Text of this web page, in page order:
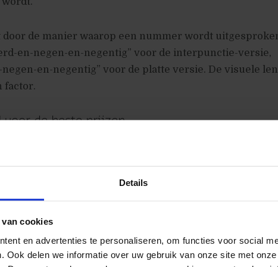
Details
cookies
en advertenties te personaliseren, om functies voor social
Ook delen we informatie over uw gebruik van onze site met
de manier waarop een nummer wordt
en-negen-en-negentig” voor de interpunctie-versie,
en-negentig” voor de platte versie. De visuele
factor.
voor de beste prijzen
beste manier om prijzen weer te geven. Als je wilt dat
ervaren, laat dan punten en decimalen achterwege.
zeg gewoon €1199. Je kunt zelfs het euro-teken